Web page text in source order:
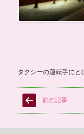
タクシーの運転手にと
前の記事